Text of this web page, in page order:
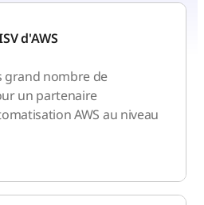
d'AWS
grand nombre de
un partenaire
AWS au niveau